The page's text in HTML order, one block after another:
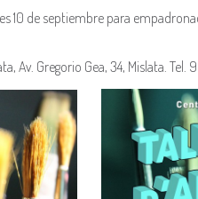
10 de septiembre para
Av. Gregorio Gea, 34, Mislata.